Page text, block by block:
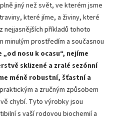
jiný než svět, ve kterém jsme
které jíme, a živiny, které
nejjasnějších příkladů tohoto
minulým prostředím a současnou
„od nosu k ocasu“, nejíme
sklizené a zralé sezónní
méně robustní, šťastní a
a zručným způsobem
chybí. Tyto výrobky jsou
s vaší rodovou biochemií a